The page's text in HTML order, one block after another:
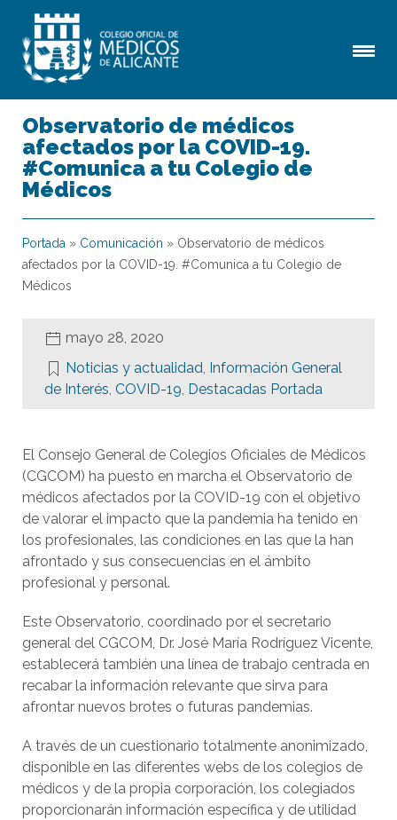
Observatorio de médicos
afectados por la COVID-19.
#Comunica a tu Colegio de
Médicos
Portada » Comunicación » Observatorio de médicos
afectados por la COVID-19. #Comunica a tu Colegio de
Médicos
mayo 28, 2020
Noticias y actualidad, Información General
de Interés, COVID-19, Destacadas Portada
El Consejo General de Colegios Oficiales de Médicos
(CGCOM) ha puesto en marcha el Observatorio de
médicos afectados por la COVID-19 con el objetivo
de valorar el impacto que la pandemia ha tenido en
los profesionales, las condiciones en las que la han
afrontado y sus consecuencias en el ámbito
profesional y personal.
Este Observatorio, coordinado por el secretario
general del CGCOM, Dr. José María Rodríguez Vicente,
establecerá también una línea de trabajo centrada en
recabar la información relevante que sirva para
afrontar nuevos brotes o futuras pandemias.
A través de un cuestionario totalmente anonimizado,
disponible en las diferentes webs de los colegios de
médicos y de la propia corporación, los colegiados
proporcionarán información específica y de utilidad